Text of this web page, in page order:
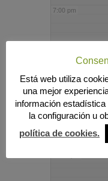
7:00 pm
9:00 pm
10:00 pm
Está web utiliza
una mejor
información
la configuración u
política de cookies.